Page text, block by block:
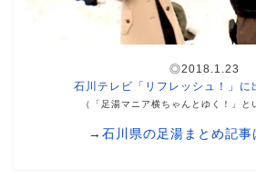
◎2018.1.23
石川テレビ「リフレッシュ！」に
（「足湯マニア横ちゃんとゆく！」と
→ 石川県の足湯まとめ記事